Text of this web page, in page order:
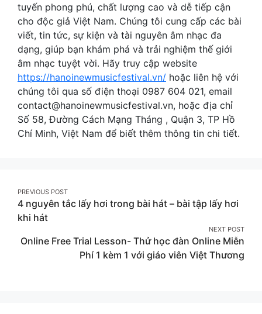
tuyến phong phú, chất lượng cao và dễ tiếp cận
cho độc giả Việt Nam. Chúng tôi cung cấp các bài
viết, tin tức, sự kiện và tài nguyên âm nhạc đa
dạng, giúp bạn khám phá và trải nghiệm thế giới
âm nhạc tuyệt vời. Hãy truy cập website
https://hanoinewmusicfestival.vn/ hoặc liên hệ với
chúng tôi qua số điện thoại 0987 604 021, email
contact@hanoinewmusicfestival.vn, hoặc địa chỉ
Số 58, Đường Cách Mạng Tháng , Quận 3, TP Hồ
Chí Minh, Việt Nam để biết thêm thông tin chi tiết.
Post
navigation
PREVIOUS POST
4 nguyên tắc lấy hơi trong bài hát – bài tập lấy hơi
khi hát
NEXT POST
Online Free Trial Lesson- Thử học đàn Online Miễn
Phí 1 kèm 1 với giáo viên Việt Thương